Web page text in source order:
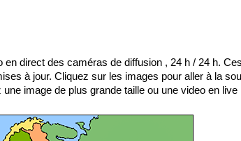
direct des caméras de diffusion , 24 h / 24 h. Ces
à jour. Cliquez sur les images pour aller à la
image de plus grande taille ou une video en live